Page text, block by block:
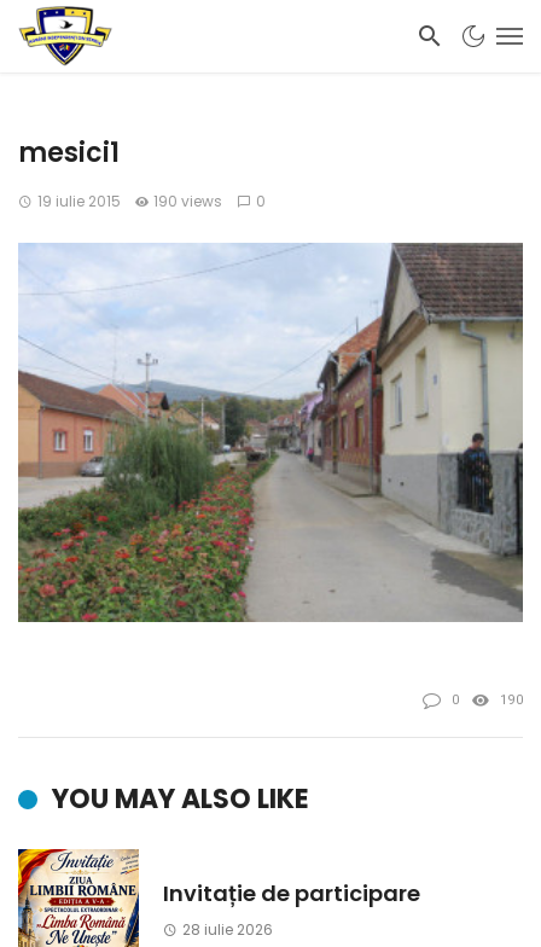
mesici1
19 iulie 2015 190 views 0
0 190
YOU MAY ALSO LIKE
Invitație de participare
28 iulie 2026